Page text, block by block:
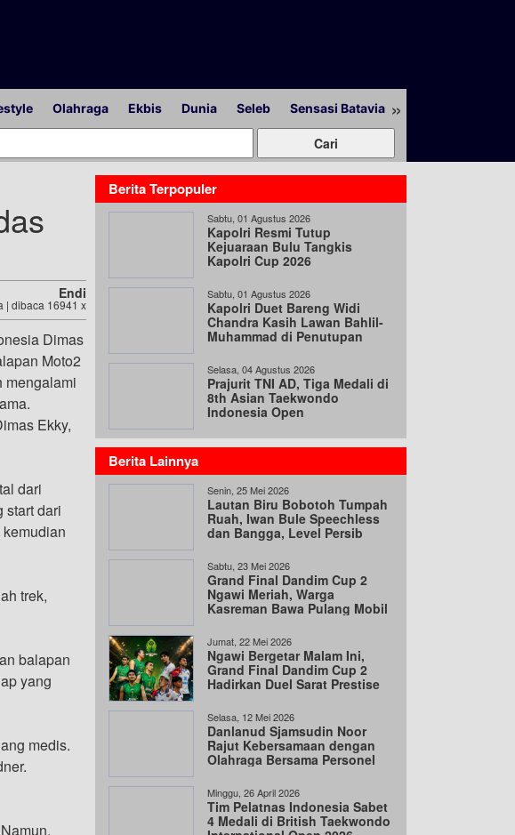
Olahraga Ekbis Dunia Seleb Sensasi Batavia »
Endi
| dibaca 16941 x
Dimas
Moto2
mengalami
Ekky,
dari
start dari
trek,
balapan
yang
medis.
Berita Terpopuler
Sabtu, 01 Agustus 2026
Kapolri Resmi Tutup
Kejuaraan Bulu Tangkis
Kapolri Cup 2026
Sabtu, 01 Agustus 2026
Kapolri Duet Bareng Widi
Chandra Kasih Lawan Bahlil-
Muhammad di Penutupan
Selasa, 04 Agustus 2026
Prajurit TNI AD, Tiga Medali di
8th Asian Taekwondo
Indonesia Open
Berita Lainnya
Senin, 25 Mei 2026
Lautan Biru Bobotoh Tumpah
Ruah, Iwan Bule Speechless
dan Bangga, Level Persib
Sabtu, 23 Mei 2026
Grand Final Dandim Cup 2
Ngawi Meriah, Warga
Kasreman Bawa Pulang Mobil
Jumat, 22 Mei 2026
Ngawi Bergetar Malam Ini,
Grand Final Dandim Cup 2
Hadirkan Duel Sarat Prestise
Selasa, 12 Mei 2026
Danlanud Sjamsudin Noor
Rajut Kebersamaan dengan
Olahraga Bersama Personel
Minggu, 26 April 2026
Tim Pelatnas Indonesia Sabet
4 Medali di British Taekwondo